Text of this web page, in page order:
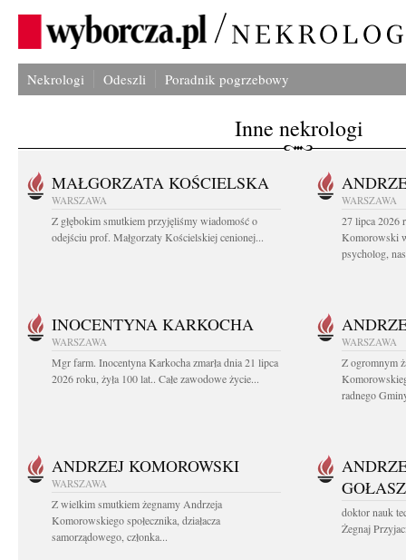
Nekrologi Odeszli Poradnik pogrzebowy
Inne nekrologi
MAŁGORZATA KOŚCIELSKA
WARSZAWA
Z głębokim smutkiem przyjęliśmy wiadomość o
odejściu prof. Małgorzaty Kościelskiej cenionej...
WARSZAWA
27 lipca 2026
Komorowski
psycholog,
INOCENTYNA KARKOCHA
WARSZAWA
Mgr farm. Inocentyna Karkocha zmarła dnia 21 lipca
2026 roku, żyła 100 lat.. Całe zawodowe życie...
WARSZAWA
Z ogromnym
radnego
ANDRZEJ KOMOROWSKI
WARSZAWA
Z wielkim smutkiem żegnamy Andrzeja
Komorowskiego społecznika, działacza
samorządowego, członka...
doktor nauk
Żegnaj